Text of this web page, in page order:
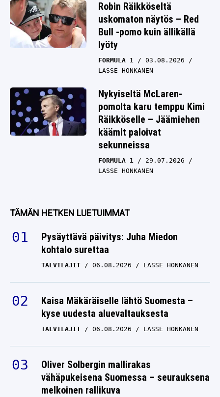
Robin Räikköseltä
uskomaton näytös – Red
Bull -pomo kuin ällikällä
lyöty
FORMULA 1
03.08.2026
LASSE HONKANEN
Nykyiseltä McLaren-
pomolta karu temppu Kimi
Räikköselle – Jäämiehen
käämit paloivat
sekunneissa
FORMULA 1
29.07.2026
LASSE HONKANEN
TÄMÄN HETKEN LUETUIMMAT
Pysäyttävä päivitys: Juha Miedon
kohtalo surettaa
TALVILAJIT 06.08.2026 LASSE HONKANEN
Kaisa Mäkäräiselle lähtö Suomesta –
kyse uudesta aluevaltauksesta
TALVILAJIT 06.08.2026 LASSE HONKANEN
Oliver Solbergin mallirakas
vähäpukeisena Suomessa – seurauksena
melkoinen rallikuva